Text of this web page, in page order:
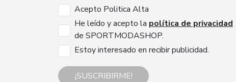
Acepto Politica Alta
He leído y acepto la política de privacidad
de SPORTMODASHOP.
Estoy interesado en recibir publicidad.
¡SUSCRIBIRME!